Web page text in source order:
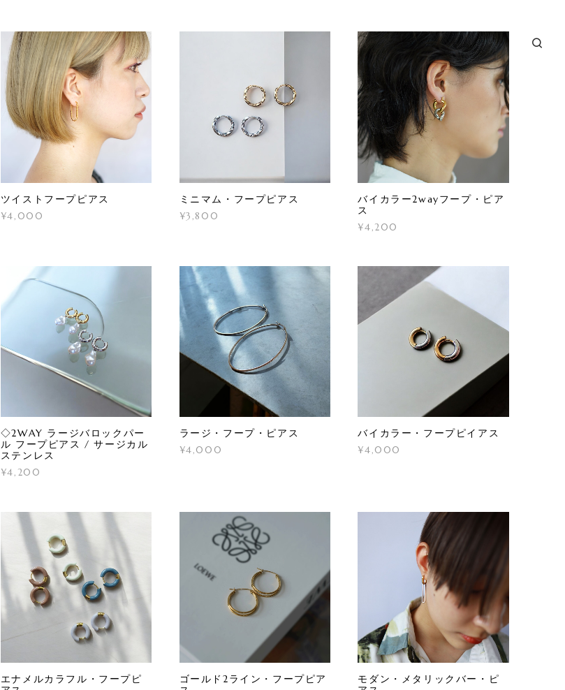
ツイストフープピアス
¥4,000
ミニマム・フープピアス
¥3,800
バイカラー2wayフープ・ピア
ス
¥4,200
◇2WAY ラージバロックパー
ル フープピアス / サージカル
ステンレス
¥4,200
ラージ・フープ・ピアス
¥4,000
バイカラー・フープピイアス
¥4,000
エナメルカラフル・フープピ
ゴールド2ライン・フープピア
モダン・メタリックバー・ピ